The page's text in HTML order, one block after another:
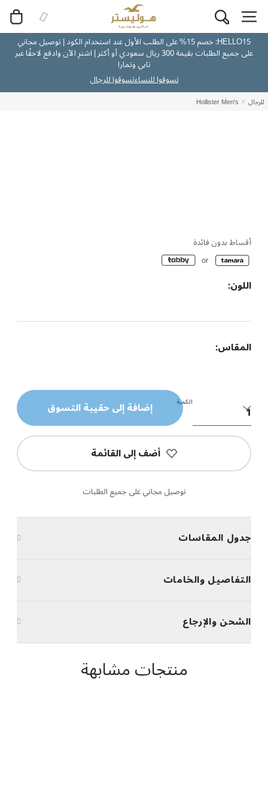
HELLO15: خصم 15% على الطلب الأول عند استخدام الكود | توصيل مجاني
على جميع الطلبات بقيمة 300 ريال سعودي أو أكثر | اشترِ الآن وادفع لاحقًا عبر
تابي وتمارا
تسوقوا للنساءتسوقوا للرجال
للرجال Hollister Men's
أقساط بدون فائدة
اللون:
المقاس:
الكمية إضافة إلى حقيبة التسوق
أضف إلى القائمة
توصيل مجاني على جميع الطلبات
جدول المقاسات
التفاصيل والخامات
الشحن والإرجاع
منتجات مشابهة